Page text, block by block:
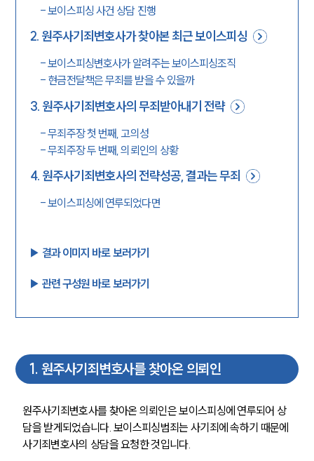
-보이스피싱 사건 상담 진행
2. 원주사기죄변호사가 찾아본 최근 보이스피싱
-보이스피싱변호사가 알려주는 보이스피싱조직
- 현금전달책은 무죄를 받을 수 있을까
3. 원주사기죄변호사의 무죄받아내기 전략
-무죄주장 첫 번째, 고의성
-무죄주장 두 번째, 의뢰인의 상황
4. 원주사기죄변호사의 전략성공, 결과는 무죄
-보이스피싱에 연루되었다면
▶︎ 결과 이미지 바로 보러가기
▶︎ 관련 구성원 바로 보러가기
1. 원주사기죄변호사를 찾아온 의뢰인
원주사기죄변호사를 찾아온 의뢰인은 보이스피싱에 연루되어 상
담을 받게되었습니다. 보이스피싱범죄는 사기죄에 속하기 때문에
사기죄변호사의 상담을 요청한 것입니다.